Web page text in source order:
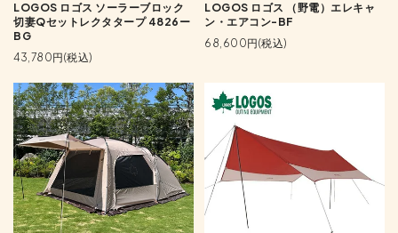
LOGOS ロゴス ソーラーブロック
切妻Qセットレクタタープ 4826ー
BG
43,780円(税込)
LOGOS ロゴス （野電）エレキャ
ン・エアコン-BF
68,600円(税込)